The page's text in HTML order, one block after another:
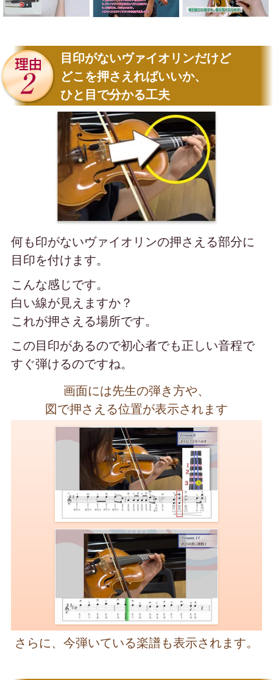
目印がないヴァイオリンだけど
どこを押さえればいいか、
ひと目で分かる工夫
何も印がないヴァイオリンの押さえる部分に
目印を付けます。
こんな感じです。
白い線が見えますか？
これが押さえる場所です。
この目印があるので初心者でも正しい音程で
すぐ弾けるのですね。
画面には先生の弾き方や、
図で押さえる位置が表示されます
さらに、今弾いている楽譜も表示されます。